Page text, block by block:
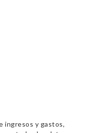
ingresos y gastos,